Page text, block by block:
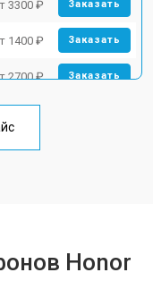
3300 ₽ Заказать
1400 ₽ Заказать
2700 ₽ Заказать
1750 ₽
Honor